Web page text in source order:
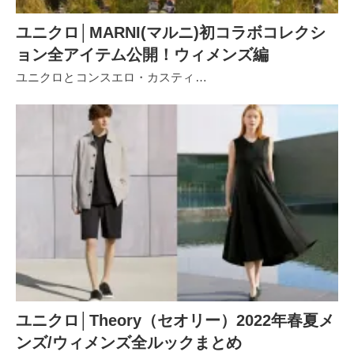
ユニクロ│MARNI(マルニ)初コラボコレクシ
ョン全アイテム公開！ウィメンズ編
ユニクロとコンスエロ・カスティ…
ユニクロ│Theory（セオリー）2022年春夏メ
ンズ/ウィメンズ全ルックまとめ